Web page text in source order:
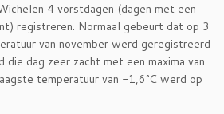
4 vorstdagen (dagen met een
registreren. Normaal gebeurt dat op 3
van november werd geregistreerd
dag zeer zacht met een maxima van
temperatuur van -1,6°C werd op